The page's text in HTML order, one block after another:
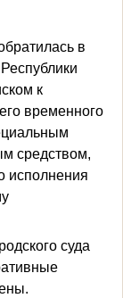
в
к
временного
средством,
исполнения
суда